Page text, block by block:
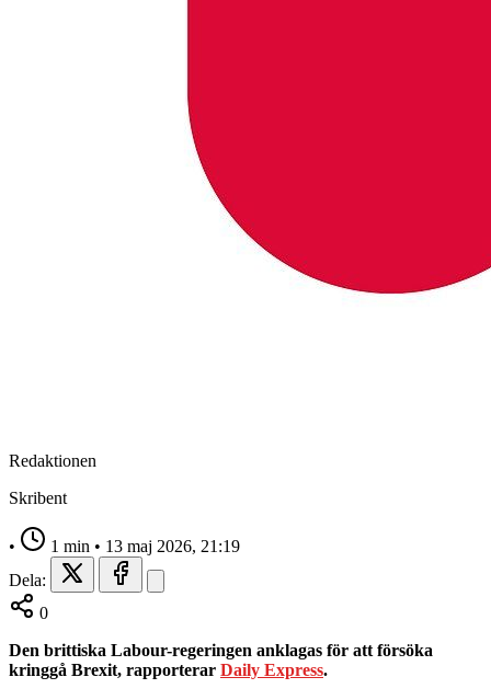
Redaktionen
Skribent
• 1 min • 13 maj 2026, 21:19
Dela:
0
Den brittiska Labour-regeringen anklagas för att försöka
kringgå Brexit, rapporterar Daily Express.